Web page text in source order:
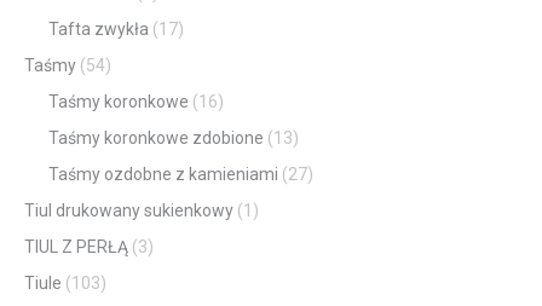
Tafta zwykła (17)
Taśmy (54)
Taśmy koronkowe (16)
Taśmy koronkowe zdobione (13)
Taśmy ozdobne z kamieniami (27)
Tiul drukowany sukienkowy (1)
TIUL Z PERŁĄ (3)
Tiule (103)